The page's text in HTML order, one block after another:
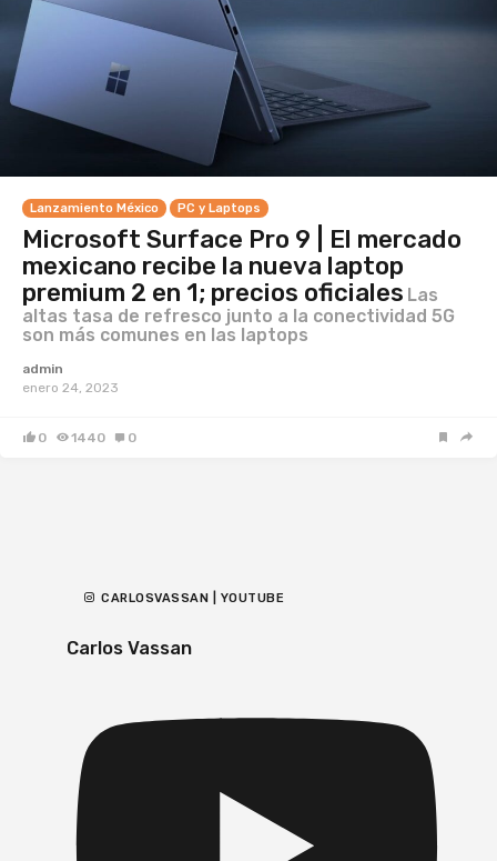
Lanzamiento México PC y Laptops
Microsoft Surface Pro 9 | El mercado
mexicano recibe la nueva laptop
premium 2 en 1; precios oficiales Las
altas tasa de refresco junto a la conectividad 5G
son más comunes en las laptops
admin
enero 24, 2023
0 1440 0
CARLOSVASSAN | YOUTUBE
Carlos Vassan